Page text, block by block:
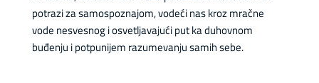
potrazi za samospoznajom, vodeći nas kroz mračne
vode nesvesnog i osvetljavajući put ka duhovnom
buđenju i potpunijem razumevanju samih sebe.